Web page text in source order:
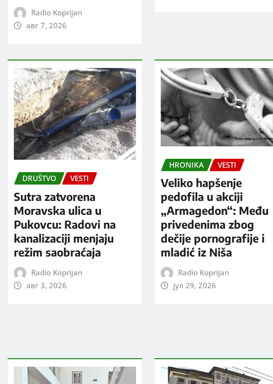
Radio Koprijan
авг 7, 2026
DRUŠTVO VESTI
Sutra zatvorena
Moravska ulica u
Pukovcu: Radovi na
kanalizaciji menjaju
režim saobraćaja
Radio Koprijan
авг 3, 2026
HRONIKA VESTI
Veliko hapšenje
pedofila u akciji
„Armagedon“: Među
privedenima zbog
dečije pornografije i
mladić iz Niša
Radio Koprijan
јул 29, 2026